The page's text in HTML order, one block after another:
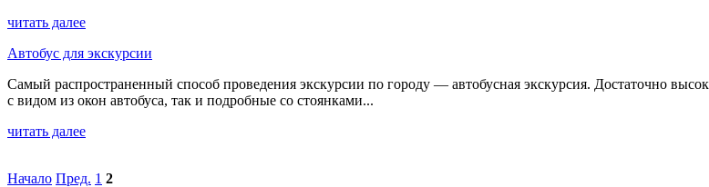
читать далее
Автобус для экскурсии
Самый распространенный способ проведения экскурсии по городу — автобусная экскурсия. Достаточно
с видом из окон автобуса, так и подробные со стоянками...
читать далее
Начало Пред. 1 2